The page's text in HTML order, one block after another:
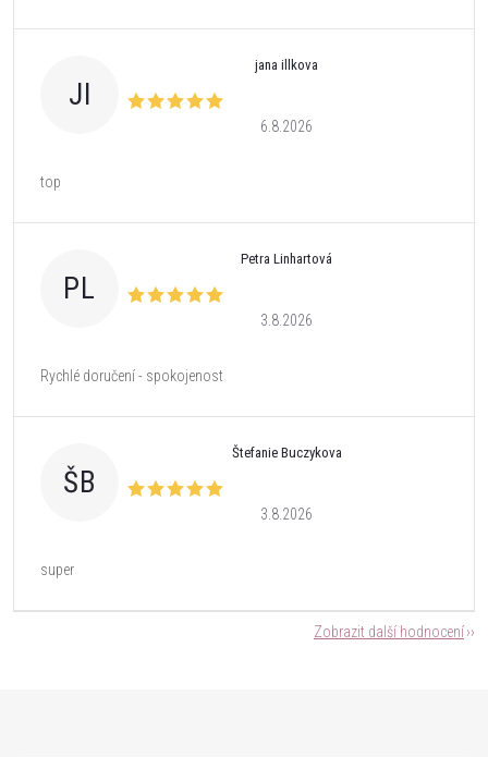
JI
jana illkova
6.8.2026
top
PL
Petra Linhartová
3.8.2026
Rychlé doručení - spokojenost
ŠB
Štefanie Buczykova
3.8.2026
super
Zobrazit další hodnocení